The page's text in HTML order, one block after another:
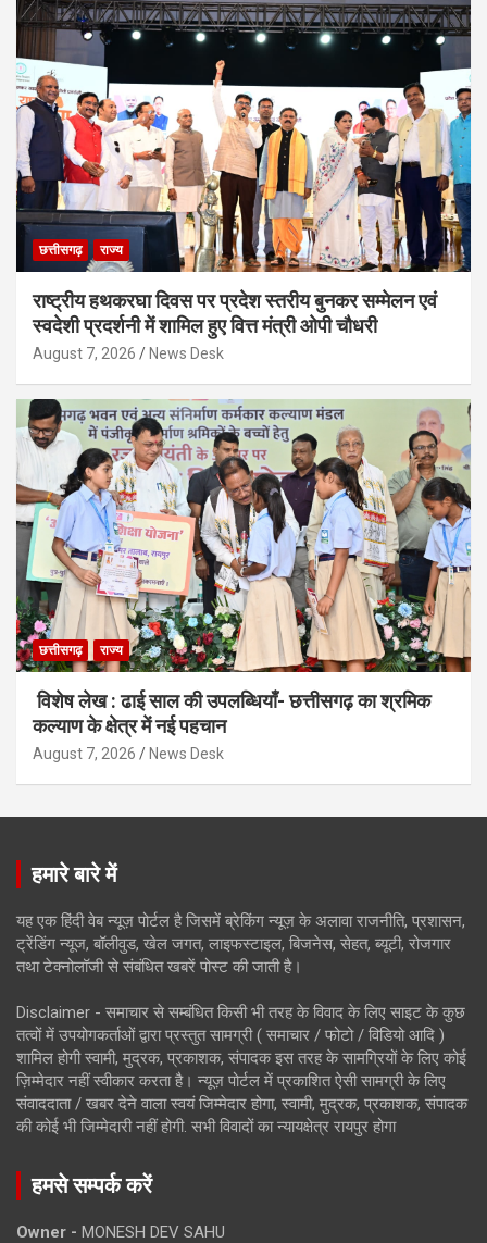
छत्तीसगढ़ राज्य
राष्ट्रीय हथकरघा दिवस पर प्रदेश स्तरीय बुनकर सम्मेलन एवं
स्वदेशी प्रदर्शनी में शामिल हुए वित्त मंत्री ओपी चौधरी
August 7, 2026 News Desk
छत्तीसगढ़ राज्य
विशेष लेख : ढाई साल की उपलब्धियाँ- छत्तीसगढ़ का श्रमिक
कल्याण के क्षेत्र में नई पहचान
August 7, 2026 News Desk
हमारे बारे में
यह एक हिंदी वेब न्यूज़ पोर्टल है जिसमें ब्रेकिंग न्यूज़ के अलावा राजनीति, प्रशासन,
ट्रेंडिंग न्यूज, बॉलीवुड, खेल जगत, लाइफस्टाइल, बिजनेस, सेहत, ब्यूटी, रोजगार
तथा टेक्नोलॉजी से संबंधित खबरें पोस्ट की जाती है।
Disclaimer - समाचार से सम्बंधित किसी भी तरह के विवाद के लिए साइट के कुछ
तत्वों में उपयोगकर्ताओं द्वारा प्रस्तुत सामग्री ( समाचार / फोटो / विडियो आदि )
शामिल होगी स्वामी, मुद्रक, प्रकाशक, संपादक इस तरह के सामग्रियों के लिए कोई
ज़िम्मेदार नहीं स्वीकार करता है। न्यूज़ पोर्टल में प्रकाशित ऐसी सामग्री के लिए
संवाददाता / खबर देने वाला स्वयं जिम्मेदार होगा, स्वामी, मुद्रक, प्रकाशक, संपादक
की कोई भी जिम्मेदारी नहीं होगी. सभी विवादों का न्यायक्षेत्र रायपुर होगा
हमसे सम्पर्क करें
Owner - MONESH DEV SAHU